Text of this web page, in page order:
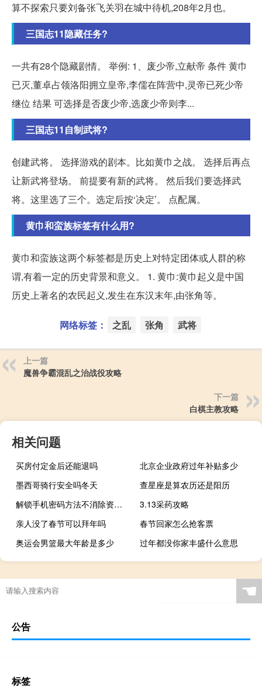
算不探索只要刘备张飞关羽在城中待机,208年2月也。
三国志11隐藏任务?
一共有28个隐藏剧情。 举例: 1、废少帝,立献帝 条件 黄巾
已灭,董卓占领洛阳拥立皇帝,李儒在阵营中,灵帝已死少帝
继位 结果 可选择是否废少帝,选废少帝则李...
三国志11自制武将?
创建武将。 选择游戏的剧本。比如黄巾之战。 选择后再点
让新武将登场。 前提要有新的武将。 然后我们要选择武
将。这里选了三个。选定后按‘决定’。 点配属。
黄巾和蛮族标签有什么用?
黄巾和蛮族这两个标签都是历史上对特定团体或人群的称
谓,有着一定的历史背景和意义。 1. 黄巾:黄巾起义是中国
历史上著名的农民起义,发生在东汉末年,由张角等。
网络标签： 之乱 张角 武将
上一篇
魔兽争霸混乱之治战役攻略
下一篇
白棋主教攻略
相关问题
买房付定金后还能退吗
北京企业政府过年补贴多少
墨西哥骑行安全吗冬天
查星座是算农历还是阳历
解锁手机密码方法不消除资料（解锁手机）
3.13采药攻略
亲人没了春节可以拜年吗
春节回家怎么抢客票
奥运会男篮最大年龄是多少
过年都没你家丰盛什么意思
☚
公告
标签